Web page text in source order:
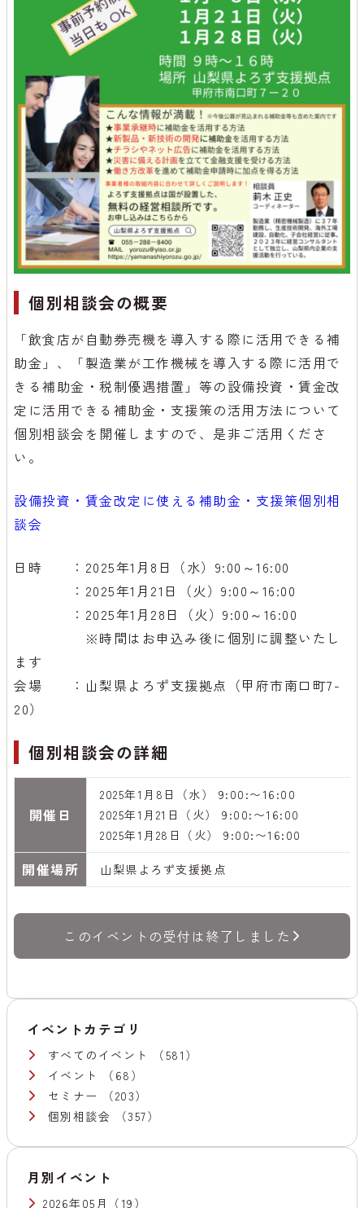
個別相談会の概要
「飲食店が自動券売機を導入する際に活用できる補
助金」、「製造業が工作機械を導入する際に活用で
きる補助金・税制優遇措置」等の設備投資・賃金改
定に活用できる補助金・支援策の活用方法について
個別相談会を開催しますので、是非ご活用くださ
い。
設備投資・賃金改定に使える補助金・支援策個別相
談会
日時 ：2025年1月8日（水）9:00～16:00
：2025年1月21日（火）9:00～16:00
：2025年1月28日（火）9:00～16:00
※時間はお申込み後に個別に調整いたし
ます
会場 ：山梨県よろず支援拠点（甲府市南口町7-
20）
個別相談会の詳細
開催日
2025年1月8日（水） 9:00:〜16:00
2025年1月21日（火） 9:00:〜16:00
2025年1月28日（火） 9:00:〜16:00
開催場所 山梨県よろず支援拠点
このイベントの受付は終了しました
イベントカテゴリ
すべてのイベント
（581）
イベント
（68）
セミナー
（203）
個別相談会
（357）
月別イベント
2026年05月 （19）